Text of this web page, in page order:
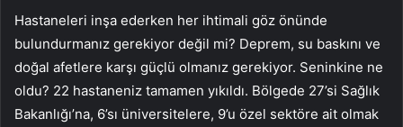
Hastaneleri inşa ederken her ihtimali göz önünde
bulundurmanız gerekiyor değil mi? Deprem, su baskını ve
doğal afetlere karşı güçlü olmanız gerekiyor. Seninkine ne
oldu? 22 hastaneniz tamamen yıkıldı. Bölgede 27’si Sağlık
Bakanlığı’na, 6’sı üniversitelere, 9’u özel sektöre ait olmak